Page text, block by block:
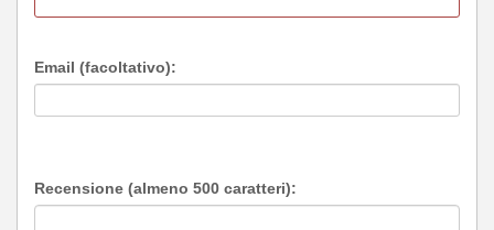
Email (facoltativo):
Recensione (almeno 500 caratteri):